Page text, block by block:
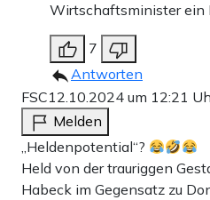
Wirtschaftsminister ein
7
Antworten
FSC12.10.2024 um 12:21
Melden
„Heldenpotential“?
Held von der trauriggen
Habeck im Gegensatz zu